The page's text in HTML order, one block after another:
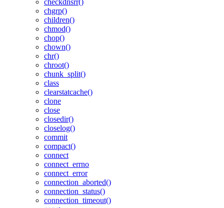
checkdnsrr()
chgrp()
children()
chmod()
chop()
chown()
chr()
chroot()
chunk_split()
class
clearstatcache()
clone
close
closedir()
closelog()
commit
compact()
connect
connect_errno
connect_error
connection_aborted()
connection_status()
connection_timeout()